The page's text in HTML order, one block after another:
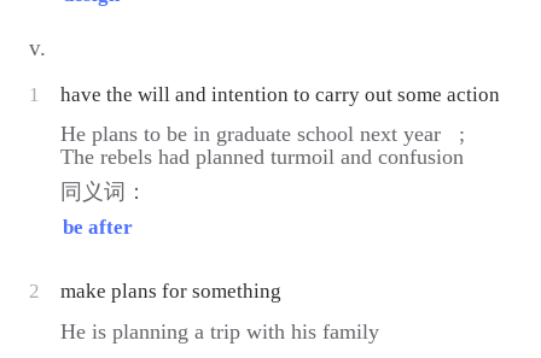
v.
1 have the will and intention to carry out some action
He plans to be in graduate school next year ;
The rebels had planned turmoil and confusion
同义词：
be after
2 make plans for something
He is planning a trip with his family